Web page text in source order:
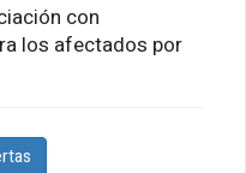
con
los afectados por